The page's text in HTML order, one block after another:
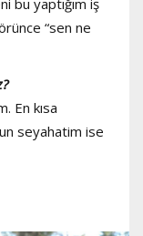
“sen ne
En kısa
seyahatim ise